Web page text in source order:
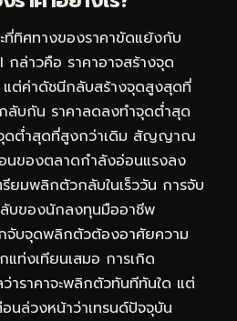
ทิศทางของราคาขัดแย้งกับ
กล่าวคือ ราคาอาจสร้างจุด
แต่ค่าดัชนีกลับสร้างจุดสูงสุดที่
ลับกัน ราคาลดลงทำจุดต่ำสุด
ดต่ำสุดที่สูงกว่าเดิม สัญญาณ
นของตลาดกำลังอ่อนแรงลง
รียมพลิกตัวกลับในเร็ววัน การจับ
ลับของนักลงทุนมืออาชีพ
กจับจุดพลิกตัวต้องอาศัยความ
ท่งเทียนเสมอ การเกิด
าราคาจะพลิกตัวทันทีทันใด แต่
ล่วงหน้าว่าเทรนด์ปัจจุบัน